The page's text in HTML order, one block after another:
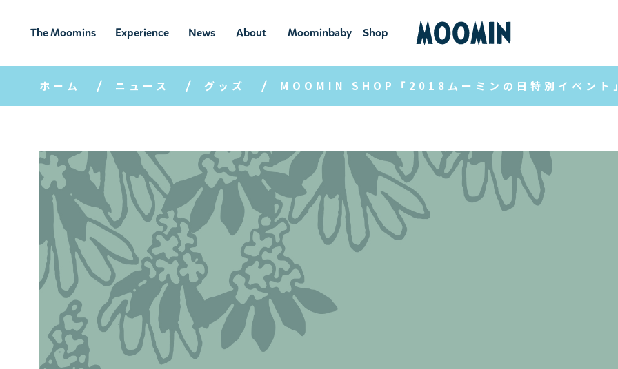
The Moomins
ムーミンの
世界
Experience
ムーミンの世
界を楽しむ
News
ニュ
ース
About
ムーミン
について
Moominbaby
ムーミンベ
ビー
Shop
ショ
ップ
ホーム ニュース グッズ MOOMIN SHOP「2018ムーミンの日特別イベント